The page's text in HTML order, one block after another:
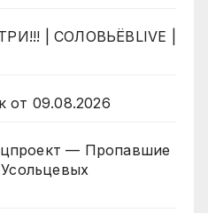
| СОЛОВЬЁВLIVE |
от 09.08.2026
— Пропавшие